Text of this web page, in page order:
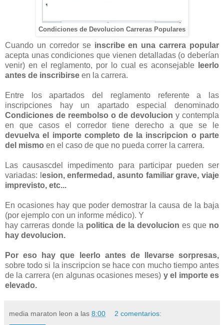
Condiciones de Devolucion Carreras Populares
Cuando un corredor se inscribe en una carrera popular
acepta unas condiciones que vienen detalladas (o deberían
venir) en el reglamento, por lo cual es aconsejable
leerlo
antes de inscribirse en la carrera.
Entre los apartados del reglamento referente a las
inscripciones hay un apartado especial denominado
Condiciones de reembolso o de devolucion y contempla
en que casos el corredor tiene derecho a que se le
devuelva el importe completo de la inscripcion o parte
del mismo en el caso de que no pueda correr la carrera.
Las causascdel impedimento para participar pueden ser
variadas: l esion, enfermedad, asunto familiar grave, viaje
imprevisto, etc...
En ocasiones hay que poder demostrar la causa de la baja
(por ejemplo con un informe médico). Y
hay carreras donde la politica de la devolucion es que no
hay devolucion.
Por eso hay que leerlo antes de llevarse sorpresas,
sobre todo si la inscripcion se hace con mucho tiempo antes
de la carrera (en algunas ocasiones meses) y el importe es
elevado.
media maraton leon a las 8:00 2 comentarios: